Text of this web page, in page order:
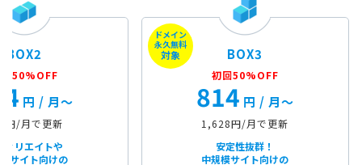
z
BOX2
50%OFF
円 / 月〜
円/月で更新
ィリエイトや
サイト向けの
ドメイン
永久無料
対象 BOX3
初回50%OFF
814 円 / 月〜
1,628円/月で更新
安定性抜群！
中規模サイト向けの